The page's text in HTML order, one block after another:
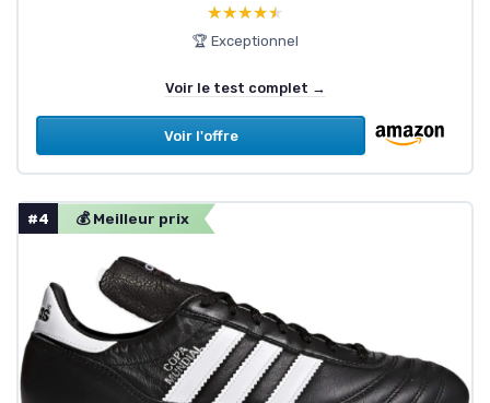
★★★★★
★★★★★
🏆 Exceptionnel
Voir le test complet →
Voir l'offre
#4 💰 Meilleur prix